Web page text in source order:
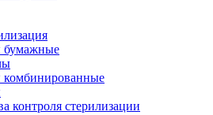
бумажные
комбинированные
контроля стерилизации